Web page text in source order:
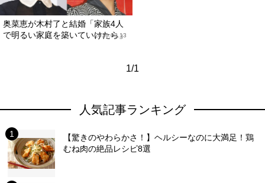
奥菜恵が木村了と結婚「家族4人
で明るい家庭を築いていけたら」
2016.03.13
1/1
人気記事ランキング
【驚きのやわらかさ！】ヘルシーなのに大満足！鶏
むね肉の絶品レシピ8選